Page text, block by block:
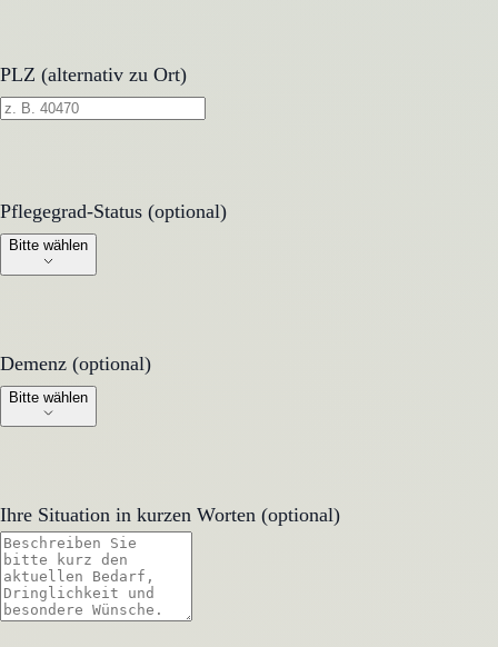
PLZ (alternativ zu Ort)
Pflegegrad-Status (optional)
Pflegegrad-Status (optional)
Bitte wählen
Demenz (optional)
Demenz (optional)
Bitte wählen
Ihre Situation in kurzen Worten (optional)